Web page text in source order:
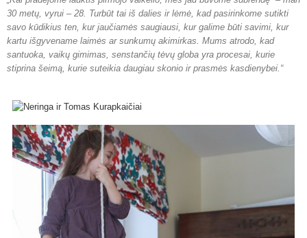
30 metų, vyrui – 28. Turbūt tai iš dalies ir lėmė, kad pasirinkome sutikti
savo kūdikius ten, kur jaučiamės saugiausi, kur galime būti savimi, kur
kartu išgyvename laimės ar sunkumų akimirkas. Mums atrodo, kad
santuoka, vaikų gimimas, senstančių tėvų globa yra procesai, kurie
stiprina šeimą, kurie suteikia daugiau skonio ir prasmės kasdienybei.“